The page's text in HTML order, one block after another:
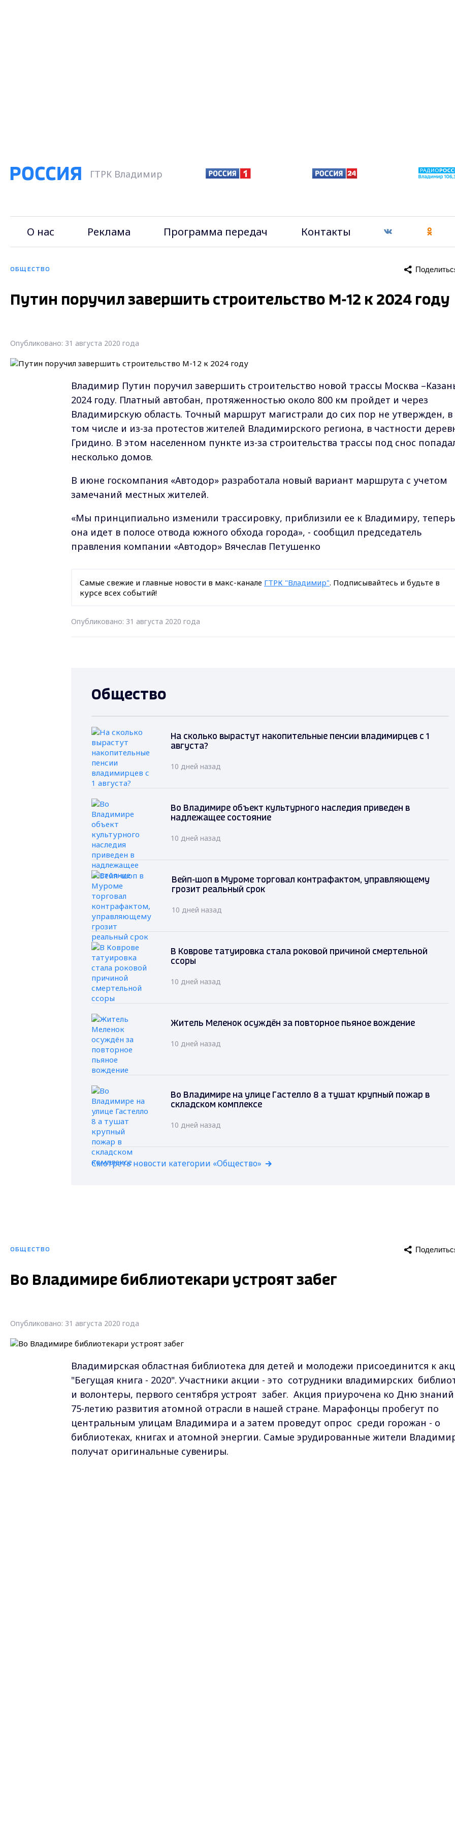
ГТРК Владимир
О нас Реклама Программа передач Контакты
ОБЩЕСТВО
Путин поручил завершить строительство М-12 к 2024 году
Опубликовано: 31 августа 2020 года
Владимир Путин поручил завершить строительство новой трассы Москва
2024 году. Платный автобан, протяженностью около 800 км пройдет и через
Владимирскую область. Точный маршрут магистрали до сих пор не утвержден, в
том числе и из-за протестов жителей Владимирского региона, в частности
Гридино. В этом населенном пункте из-за строительства трассы под снос
несколько домов.
В июне госкомпания «Автодор» разработала новый вариант маршрута с учетом
замечаний местных жителей.
«Мы принципиально изменили трассировку, приблизили ее к Владимиру, теперь
она идет в полосе отвода южного обхода города», - сообщил председатель
правления компании «Автодор» Вячеслав Петушенко
Самые свежие и главные новости в макс-канале ГТРК "Владимир". Подписывайтесь и будьте в
курсе всех событий!
Опубликовано: 31 августа 2020 года
Общество
На сколько вырастут накопительные пенсии владимирцев с 1
августа?
10 дней назад
Во Владимире объект культурного наследия приведен в
надлежащее состояние
10 дней назад
Вейп-шоп в Муроме торговал контрафактом, управляющему
грозит реальный срок
10 дней назад
В Коврове татуировка стала роковой причиной смертельной
ссоры
10 дней назад
Житель Меленок осуждён за повторное пьяное вождение
10 дней назад
Во Владимире на улице Гастелло 8 а тушат крупный пожар в
складском комплексе
10 дней назад
Смотреть новости категории «Общество»
ОБЩЕСТВО
Во Владимире библиотекари устроят забег
Опубликовано: 31 августа 2020 года
Владимирская областная библиотека для детей и молодежи присоединится к
"Бегущая книга - 2020". Участники акции - это сотрудники владимирских
и волонтеры, первого сентября устроят забег. Акция приурочена ко Дню
75-летию развития атомной отрасли в нашей стране. Марафонцы пробегут по
центральным улицам Владимира и а затем проведут опрос среди горожан - о
библиотеках, книгах и атомной энергии. Самые эрудированные жители
получат оригинальные сувениры.